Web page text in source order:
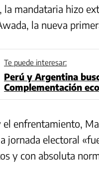
la mandataria hizo
la nueva
Te puede interesar:
Perú y Argentina
Complementación
el enfrentamiento,
jornada electoral
y con absoluta